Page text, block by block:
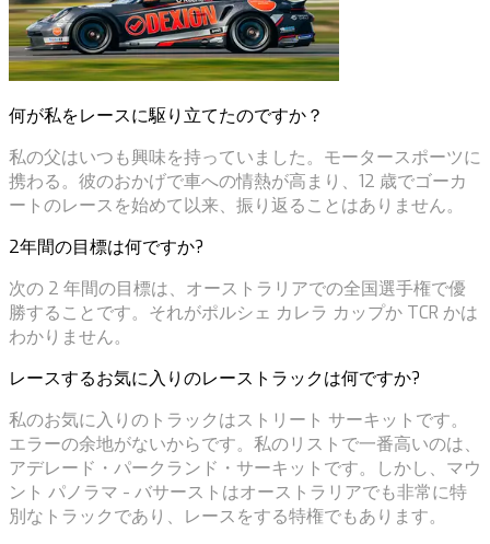
何が私をレースに駆り立てたのですか？
私の父はいつも興味を持っていました。モータースポーツに
携わる。彼のおかげで車への情熱が高まり、12 歳でゴーカ
ートのレースを始めて以来、振り返ることはありません。
2年間の目標は何ですか?
次の 2 年間の目標は、オーストラリアでの全国選手権で優
勝することです。それがポルシェ カレラ カップか TCR かは
わかりません。
レースするお気に入りのレーストラックは何ですか?
私のお気に入りのトラックはストリート サーキットです。
エラーの余地がないからです。私のリストで一番高いのは、
アデレード・パークランド・サーキットです。しかし、マウ
ント パノラマ - バサーストはオーストラリアでも非常に特
別なトラックであり、レースをする特権でもあります。